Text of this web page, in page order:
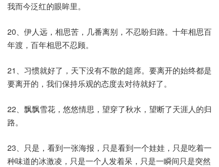
我而今泛红的眼眸里。
20、伊人远，相思苦，几番离别，不忍盼归路。十年相思百
年渡，百年相思不忍顾。
21、习惯就好了，天下没有不散的筵席。要离开的始终都是
要离开的，我们保持乐观的态度去对待就好了。
22、飘飘雪花，悠悠情思，望穿了秋水，望断了天涯人的归
路。
23、只是，看到一张海报，只是看到一个娃娃，只是吃着一
种味道的冰激凌，只是一个人发着呆，只是一瞬间只是突然